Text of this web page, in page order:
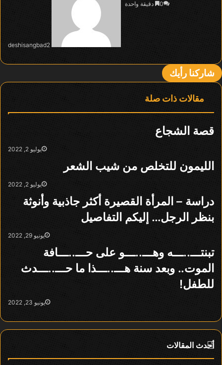
deshisangbad2
0
دقيقة واحدة
شاركنا رأيك
مقالات ذات صلة
قصة الشجاع
يوليو 2, 2022
الليمون للتخلص من شيب الشعر
يوليو 2, 2022
دراسة – المرأة القصيرة أكثر جاذبية وأنوثة
بنظر الرجل… إليكم التفاصيل
يونيو 29, 2022
تبنتـــ..ـــه وهـــ..ـــو على حـــ..ـــافة
الموت.. وبعد سنة هـــ..ـــذا ما حـــ..ـــدث
للطفل!
يونيو 23, 2022
أحدث المقالات